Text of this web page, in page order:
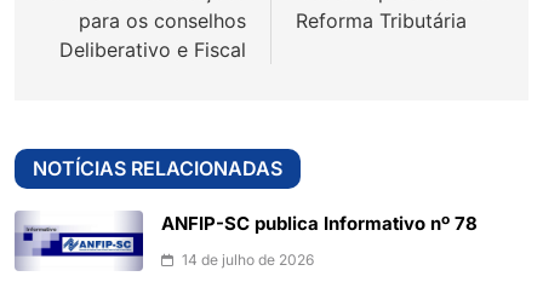
para os conselhos
Deliberativo e Fiscal
Reforma Tributária
NOTÍCIAS RELACIONADAS
ANFIP-SC publica Informativo nº 78
14 de julho de 2026